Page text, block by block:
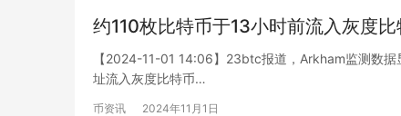
约110枚比特币于13小时前流入灰度比
【2024-11-01 14:06】23btc报道，Arkham监测数
址流入灰度比特币…
币资讯 2024年11月1日